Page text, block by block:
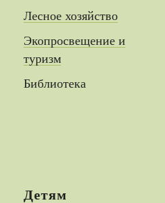
Лесное хозяйство
Экопросвещение и
туризм
Библиотека
Детям